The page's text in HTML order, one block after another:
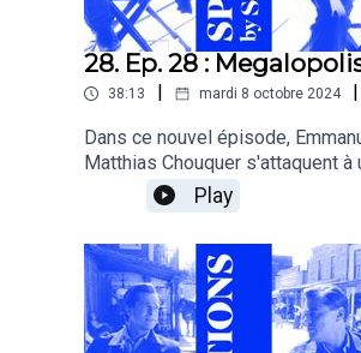
28. Ep. 28 :
38:13 mardi 8 octobre 2024
Dans ce nouvel épisode,
Matthias Chouquer s'attaquent à
: Megalopolis de Francis Ford
suite de ce sujet mégalo, retour
ronde tenue lors des Rencontres
cinématographiques de Bejaia,
se posait cette terrible question :
influenceurs sont-ils plus
critique de cinéma ?"
Play